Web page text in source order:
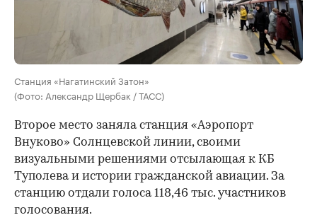
Станция «Нагатинский Затон»
(Фото: Александр Щербак / ТАСС)
Второе место заняла станция «Аэропорт
Внуково» Солнцевской линии, своими
визуальными решениями отсылающая к КБ
Туполева и истории гражданской авиации. За
станцию отдали голоса 118,46 тыс. участников
голосования.